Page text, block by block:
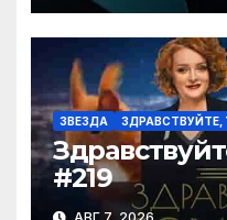
ЗВЕЗДА
#219